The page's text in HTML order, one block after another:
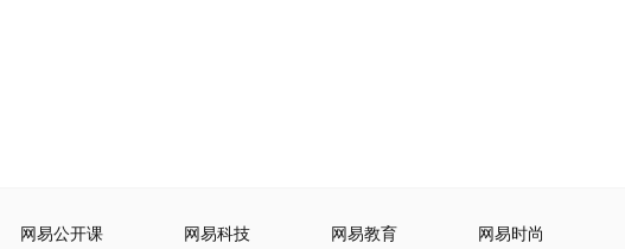
网易公开课 网易科技 网易教育 网易时尚